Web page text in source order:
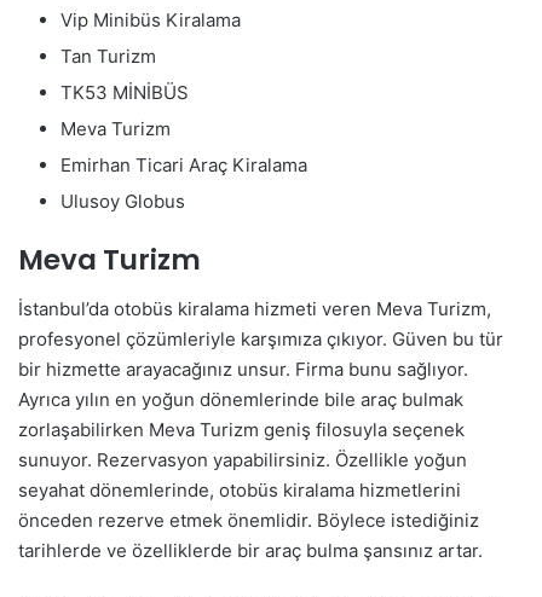
Vip Minibüs Kiralama
Tan Turizm
TK53 MİNİBÜS
Meva Turizm
Emirhan Ticari Araç Kiralama
Ulusoy Globus
Meva Turizm
İstanbul’da otobüs kiralama hizmeti veren Meva Turizm,
profesyonel çözümleriyle karşımıza çıkıyor. Güven bu tür
bir hizmette arayacağınız unsur. Firma bunu sağlıyor.
Ayrıca yılın en yoğun dönemlerinde bile araç bulmak
zorlaşabilirken Meva Turizm geniş filosuyla seçenek
sunuyor. Rezervasyon yapabilirsiniz. Özellikle yoğun
seyahat dönemlerinde, otobüs kiralama hizmetlerini
önceden rezerve etmek önemlidir. Böylece istediğiniz
tarihlerde ve özelliklerde bir araç bulma şansınız artar.